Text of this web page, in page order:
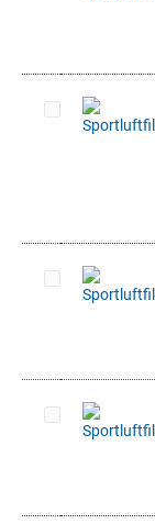
Artikel
Artikel
Artikel
Artikel